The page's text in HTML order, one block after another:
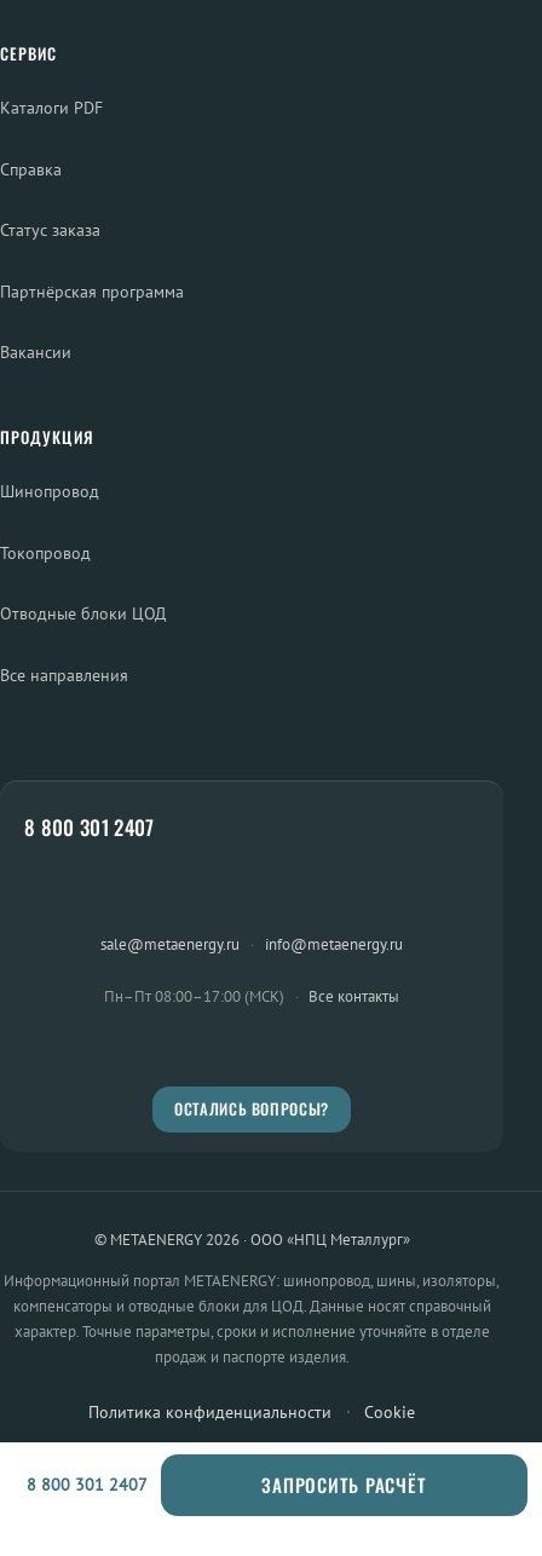
СЕРВИС
Каталоги PDF
Справка
Статус заказа
Партнёрская программа
Вакансии
ПРОДУКЦИЯ
Шинопровод
Токопровод
Отводные блоки ЦОД
Все направления
8 800 301 2407
sale@metaenergy.ru · info@metaenergy.ru
Пн–Пт 08:00–17:00 (МСК) · Все контакты
ОСТАЛИСЬ ВОПРОСЫ?
© METAENERGY 2026 · ООО «НПЦ Металлург»
Информационный портал METAENERGY: шинопровод, шины, изоляторы,
компенсаторы и отводные блоки для ЦОД. Данные носят справочный
характер. Точные параметры, сроки и исполнение уточняйте в отделе
продаж и паспорте изделия.
Политика конфиденциальности · Cookie
8 800 301 2407 ЗАПРОСИТЬ РАСЧЁТ